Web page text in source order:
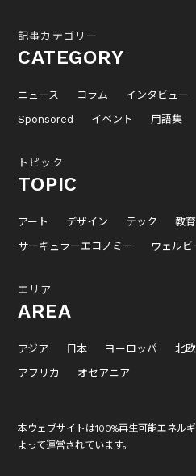
記事カテゴリー
CATEGORY
ニュース コラム インタビュー
Sponsored
イベント 用語集
トピック
TOPIC
アート デザイン テック 教育
サーキュラーエコノミー
ウェル
エリア
AREA
アジア 日本 ヨーロッパ 北欧
アフリカ
オセアニア
本ウェブサイトは100%再生可能エネル
よって運営されています。